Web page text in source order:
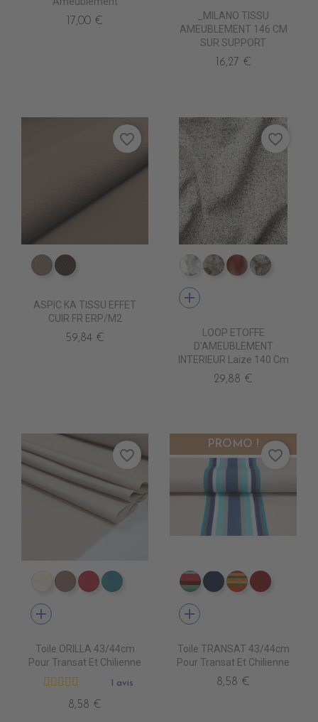
17,00 €
_MILANO TISSU
AMEUBLEMENT 146 CM
SUR SUPPORT
16,27 €
ED0500 TAUPE KA
ED0501 VIENNOIS KA
ASPIC KA TISSU EFFET
CUIR FR ERP/M2
59,84 €
favorite_border
TA8100 NEVE
TA8102 PILLA
TA8115 TERRE
TA8105
add
LOOP ETOFFE
D'AMEUBLEMENT
INTERIEUR Laize 140 Cm
29,88 €
favorite_border
DT0001 ECRU
DT0003 TOURTERELLE
DT0005 FUSHIA
DT0022 TOPAZE
add
Toile ORILLA 43/44cm
Pour Transat Et Chilienne
1 avis
8,58 €
favorite_border
DT0013 CARACAS
DT0026 LEVANT
DT0014DT0027
add
Toile TRANSAT 43/44cm
Pour Transat Et Chilienne
8,58 €
PROMO !
favorite_border